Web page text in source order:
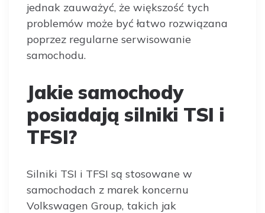
jednak zauważyć, że większość tych
problemów może być łatwo rozwiązana
poprzez regularne serwisowanie
samochodu.
Jakie samochody
posiadają silniki TSI i
TFSI?
Silniki TSI i TFSI są stosowane w
samochodach z marek koncernu
Volkswagen Group, takich jak